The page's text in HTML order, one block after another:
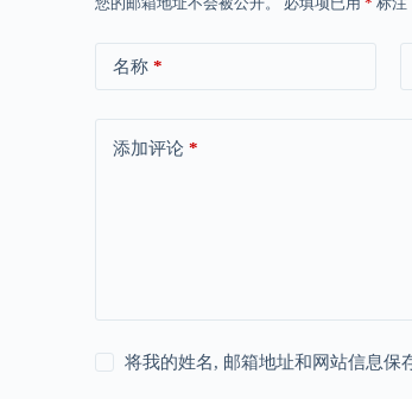
名称 *
添加评论 *
将我的姓名, 邮箱地址和网站信息保